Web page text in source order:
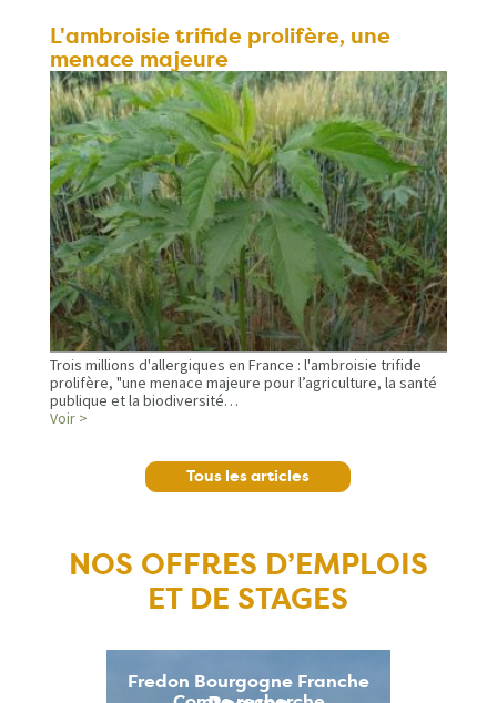
L'ambroisie trifide prolifère, une
menace majeure
Trois millions d'allergiques en France : l'ambroisie trifide
prolifère, "une menace majeure pour l’agriculture, la santé
publique et la biodiversité…
Voir >
Tous les articles
NOS OFFRES D’EMPLOIS
ET DE STAGES
Fredon Bourgogne Franche